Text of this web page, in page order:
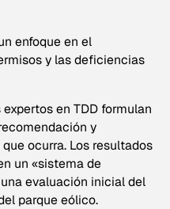
enfoque en el
y las deficiencias
en TDD formulan
y
ocurra. Los resultados
un «sistema de
evaluación inicial del
parque eólico.